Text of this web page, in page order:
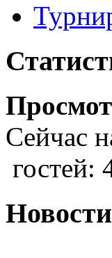
Сейчас
гостей:
Новости